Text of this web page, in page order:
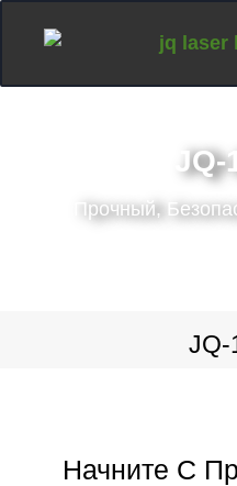
Прочный,
JQ-
Начните С